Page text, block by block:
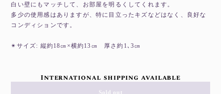
白い壁にもマッチして、お部屋を明るくしてくれます。
多少の使用感はありますが、特に目立ったキズなどはなく、良好な
コンディションです。
✴︎サイズ: 縦約18㎝×横約13㎝ 厚さ約1､3㎝
International shipping available
Sold out